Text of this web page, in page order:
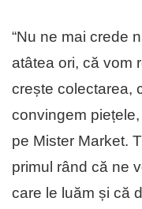
“Nu ne mai crede
atâtea ori, că vom
crește colectarea,
convingem
pe Mister Market.
primul rând că ne
care le luăm și că